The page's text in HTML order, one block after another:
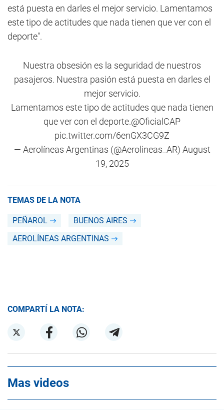
está puesta en darles el mejor servicio. Lamentamos
este tipo de actitudes que nada tienen que ver con el
deporte".
Nuestra obsesión es la seguridad de nuestros
pasajeros. Nuestra pasión está puesta en darles el
mejor servicio.
Lamentamos este tipo de actitudes que nada tienen
que ver con el deporte.@OficialCAP
pic.twitter.com/6enGX3CG9Z
— Aerolíneas Argentinas (@Aerolineas_AR) August
19, 2025
TEMAS DE LA NOTA
PEÑAROL
BUENOS AIRES
AEROLÍNEAS ARGENTINAS
COMPARTÍ LA NOTA:
Mas videos